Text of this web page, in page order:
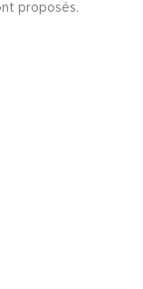
proposés.